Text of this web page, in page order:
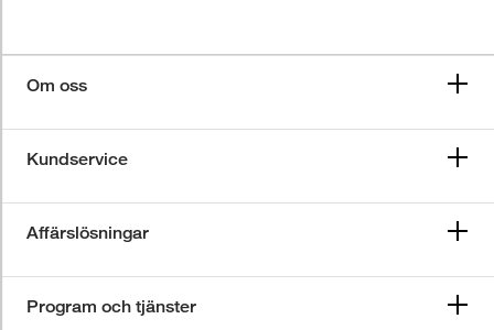
Om oss
Kundservice
Affärslösningar
Program och tjänster